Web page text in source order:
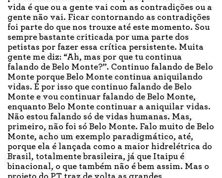
vida é que ou a gente vai com as contradições ou a
gente não vai. Ficar contornando as contradições
foi parte do que nos trouxe até este momento. Sou
sempre bastante criticada por uma parte dos
petistas por fazer essa crítica persistente. Muita
gente me diz: “Ah, mas por que tu continua
falando de Belo Monte?”. Continuo falando de Belo
Monte porque Belo Monte continua aniquilando
vidas. É por isso que continuo falando de Belo
Monte e vou continuar falando de Belo Monte,
enquanto Belo Monte continuar a aniquilar vidas.
Não estou falando só de vidas humanas. Mas,
primeiro, não foi só Belo Monte. Falo muito de Belo
Monte, acho um exemplo paradigmático, até,
porque ela é lançada como a maior hidrelétrica do
Brasil, totalmente brasileira, já que Itaipu é
binacional, o que também não é bem assim. Mas o